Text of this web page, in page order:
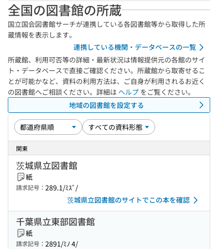
全国の図書館の所蔵
国立国会図書館サーチが連携している各図書館等から取得した所
蔵情報を表示します。
連携している機関・データベースの一覧
所蔵館、利用可否等の詳細・最新状況は情報提供元の各館のサイ
ト・データベースで直接ご確認ください。所蔵館から取寄せるこ
とが可能かなど、資料の利用方法は、ご自身が利用されるお近く
の図書館へご相談ください。詳細は ヘルプ をご覧ください。
地域の図書館を設定する
関東
茨城県立図書館
紙
請求記号： 289.1/ﾐｽﾞ/
茨城県立図書館のサイトでこの本を確認
千葉県立東部図書館
紙
請求記号： 2891/ﾐﾉ 4/